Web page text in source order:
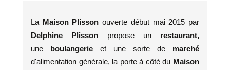
La Maison Plissonouverte début mai 2015 par
Delphine Plisson propose un restaurant,
une boulangerie et une sorte de marché
d'alimentation générale, la porte à côté du Maison